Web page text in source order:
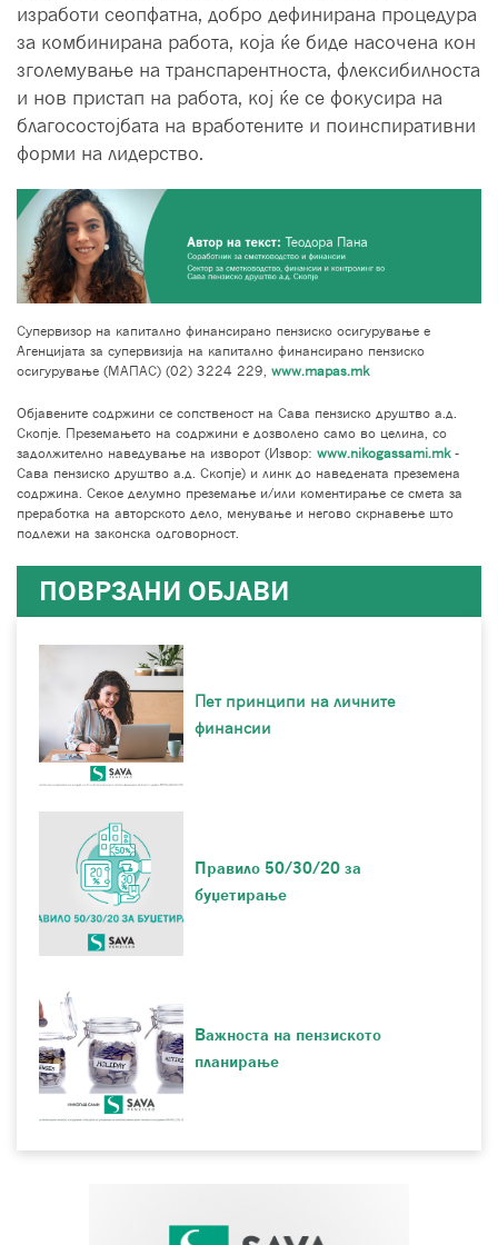
изработи сеопфатна, добро дефинирана процедура
за комбинирана работа, која ќе биде насочена кон
зголемување на транспарентноста, флексибилноста
и нов пристап на работа, кој ќе се фокусира на
благосостојбата на вработените и поинспиративни
форми на лидерство.
Супервизор на капитално финансирано пензиско осигурување е
Агенцијата за супервизија на капитално финансирано пензиско
осигурување (МАПАС) (02) 3224 229, www.mapas.mk
Објавените содржини се сопственост на Сава пензиско друштво а.д.
Скопје. Преземањето на содржини е дозволено само во целина, со
задолжително наведување на изворот (Извор: www.nikogassami.mk-
Сава пензиско друштво а.д. Скопје) и линк до наведената преземена
содржина. Секое делумно преземање и/или коментирање се смета за
преработка на авторското дело, менување и негово скрнавење што
подлежи на законска одговорност.
ПОВРЗАНИ ОБЈАВИ
Пет принципи на личните
финансии
Правило 50/30/20 за
буџетирање
Важноста на пензиското
планирање